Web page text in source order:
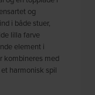
og
i både stuer,
lilla farve
element i
kombineres med
harmonisk spil